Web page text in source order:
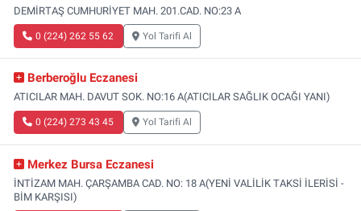
DEMİRTAŞ CUMHURİYET MAH. 201.CAD. NO:23 A
0 (224) 262 55 62 Yol Tarifi Al
Berberoğlu Eczanesi
ATICILAR MAH. DAVUT SOK. NO:16 A(ATICILAR SAĞLIK OCAĞI YANI)
0 (224) 273 43 45 Yol Tarifi Al
Merkez Bursa Eczanesi
İNTİZAM MAH. ÇARŞAMBA CAD. NO: 18 A(YENİ VALİLİK TAKSİ İLERİSİ -
BİM KARŞISI)